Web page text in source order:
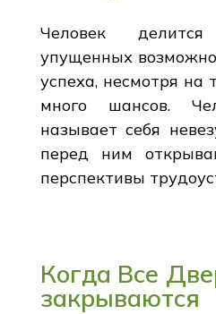
Человек
упущенных
успеха, несмотря на
много шансов.
называет себя
перед ним
перспективы
Когда Все
закрываются